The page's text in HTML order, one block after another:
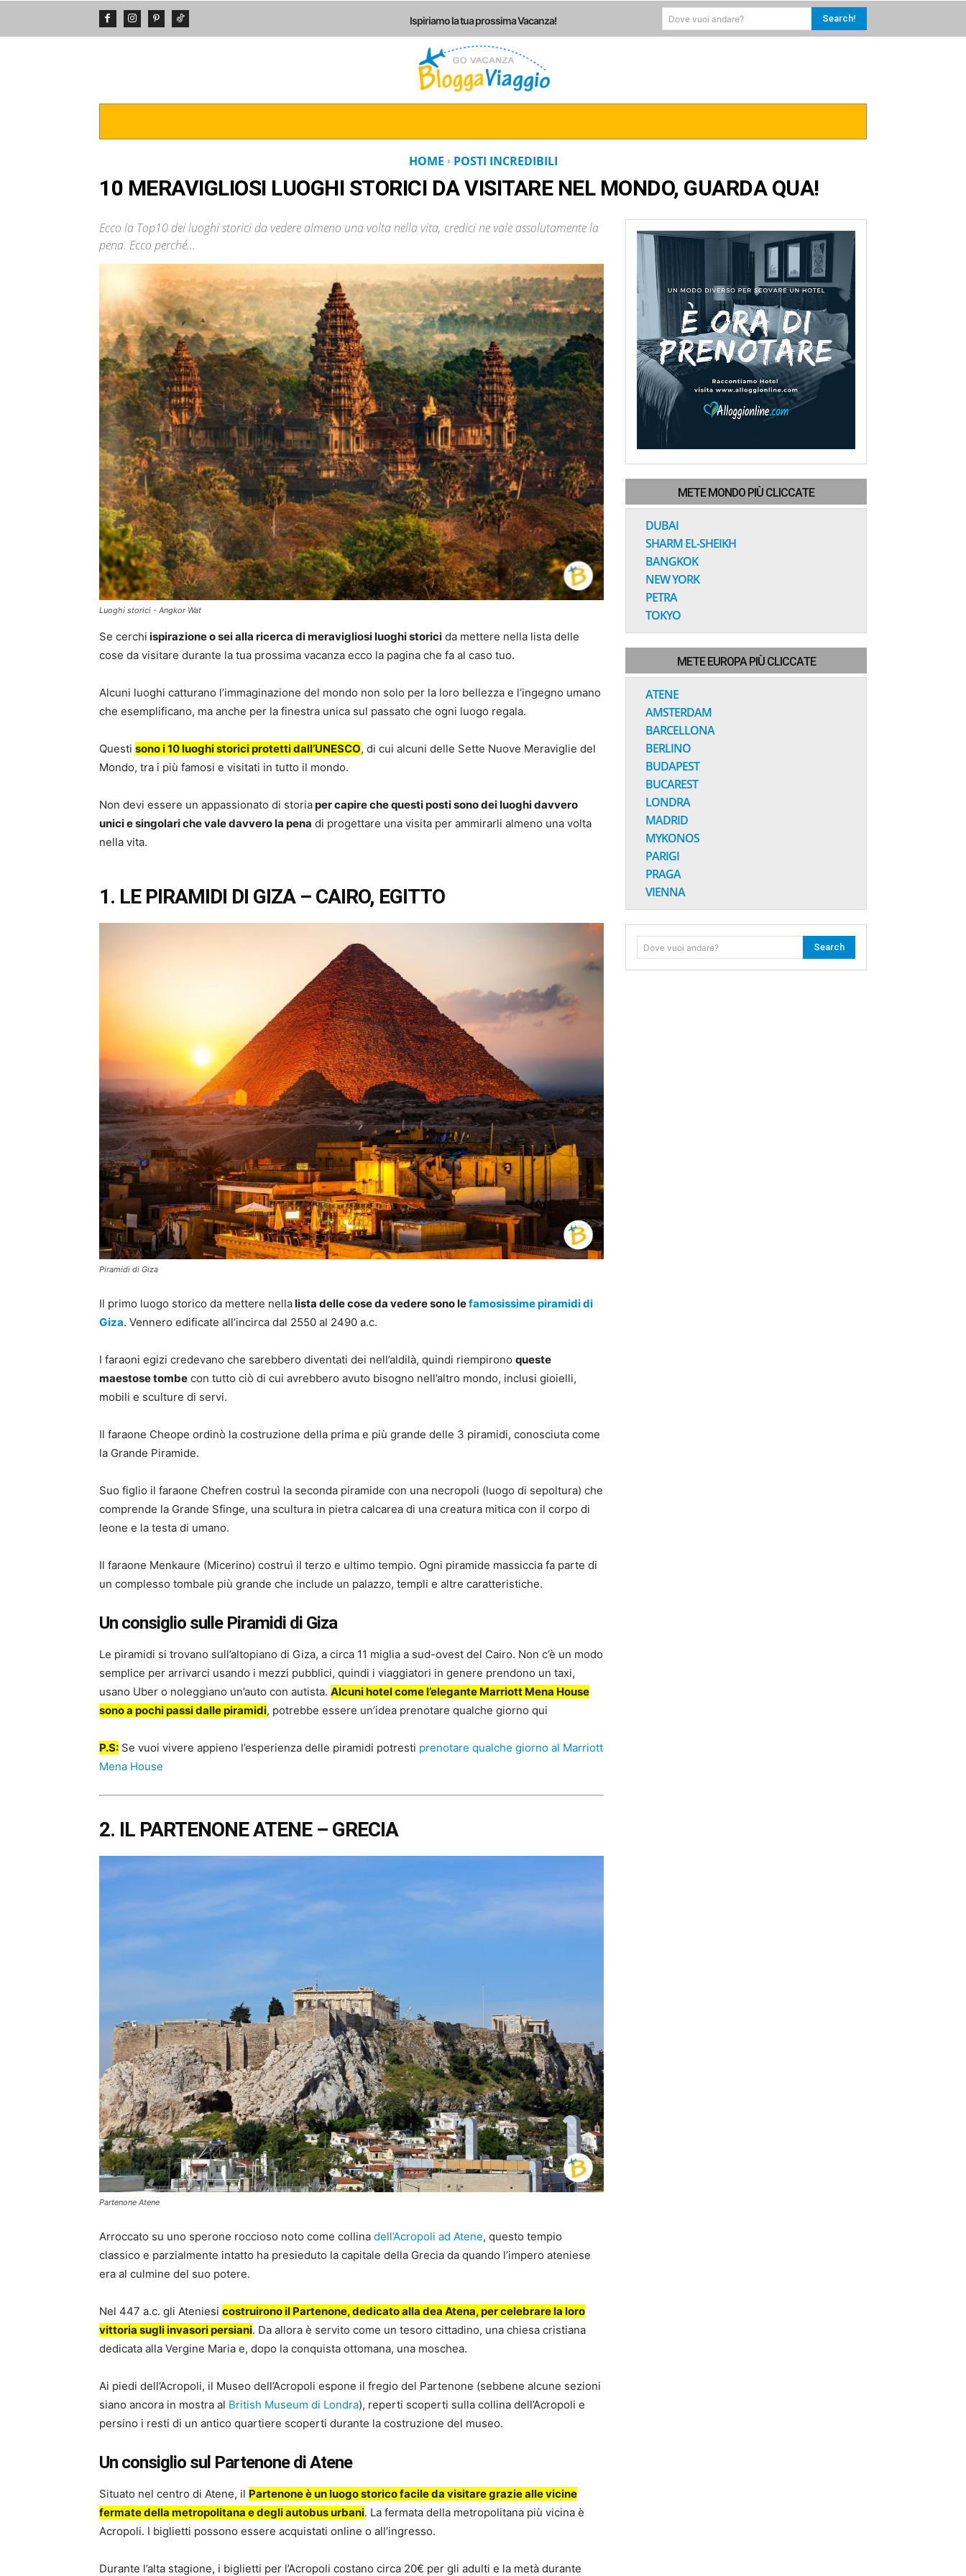
Ispiriamo la tua prossima Vacanza! Dove vuoi andare? Search!
HOME POSTI INCREDIBILI
10 MERAVIGLIOSI LUOGHI STORICI DA VISITARE NEL MONDO, GUARDA QUA!
Ecco la Top10 dei luoghi storici da vedere almeno una volta nella vita, credici ne vale assolutamente la
pena. Ecco perché…
Luoghi storici - Angkor Wat
Se cerchi ispirazione o sei alla ricerca di meravigliosi luoghi storici da mettere nella lista delle
cose da visitare durante la tua prossima vacanza ecco la pagina che fa al caso tuo.
Alcuni luoghi catturano l’immaginazione del mondo non solo per la loro bellezza e l’ingegno umano
che esemplificano, ma anche per la finestra unica sul passato che ogni luogo regala.
Questi sono i 10 luoghi storici protetti dall’UNESCO, di cui alcuni delle Sette Nuove Meraviglie del
Mondo, tra i più famosi e visitati in tutto il mondo.
Non devi essere un appassionato di storiaper capire che questi posti sono dei luoghi davvero
unici e singolari che vale davvero la pena di progettare una visita per ammirarli almeno una volta
nella vita.
1. LE PIRAMIDI DI GIZA – CAIRO, EGITTO
Piramidi di Giza
Il primo luogo storico da mettere nellalista delle cose da vedere sono lefamosissime piramidi di
Giza. Vennero edificate all’incirca dal 2550 al 2490 a.c.
I faraoni egizi credevano che sarebbero diventati dei nell’aldilà, quindi riempirono queste
maestose tombe con tutto ciò di cui avrebbero avuto bisogno nell’altro mondo, inclusi gioielli,
mobili e sculture di servi.
Il faraone Cheope ordinò la costruzione della prima e più grande delle 3 piramidi, conosciuta come
la Grande Piramide.
Suo figlio il faraone Chefren costruì la seconda piramide con una necropoli (luogo di sepoltura) che
comprende la Grande Sfinge, una scultura in pietra calcarea di una creatura mitica con il corpo di
leone e la testa di umano.
Il faraone Menkaure (Micerino) costruì il terzo e ultimo tempio. Ogni piramide massiccia fa parte di
un complesso tombale più grande che include un palazzo, templi e altre caratteristiche.
Un consiglio sulle Piramidi di Giza
Le piramidi si trovano sull’altopiano di Giza, a circa 11 miglia a sud-ovest del Cairo. Non c’è un modo
semplice per arrivarci usando i mezzi pubblici, quindi i viaggiatori in genere prendono un taxi,
usano Uber o noleggiano un’auto con autista. Alcuni hotel come l’elegante Marriott Mena House
sono a pochi passi dalle piramidi, potrebbe essere un’idea prenotare qualche giorno qui
P.S: Se vuoi vivere appieno l’esperienza delle piramidi potresti prenotare qualche giorno al Marriott
Mena House
2. IL PARTENONE ATENE – GRECIA
Partenone Atene
Arroccato su uno sperone roccioso noto come collina dell’Acropoli ad Atene, questo tempio
classico e parzialmente intatto ha presieduto la capitale della Grecia da quando l’impero ateniese
era al culmine del suo potere.
Nel 447 a.c. gli Ateniesi costruirono il Partenone, dedicato alla dea Atena, per celebrare la loro
vittoria sugli invasori persiani. Da allora è servito come un tesoro cittadino, una chiesa cristiana
dedicata alla Vergine Maria e, dopo la conquista ottomana, una moschea.
Ai piedi dell’Acropoli, il Museo dell’Acropoli espone il fregio del Partenone (sebbene alcune sezioni
siano ancora in mostra al British Museum di Londra), reperti scoperti sulla collina dell’Acropoli e
persino i resti di un antico quartiere scoperti durante la costruzione del museo.
Un consiglio sul Partenone di Atene
Situato nel centro di Atene, il Partenone è un luogo storico facile da visitare grazie alle vicine
fermate della metropolitana e degli autobus urbani. La fermata della metropolitana più vicina è
Acropoli. I biglietti possono essere acquistati online o all’ingresso.
Durante l’alta stagione, i biglietti per l’Acropoli costano circa 20€ per gli adulti e la metà durante
METE MONDO PIÙ CLICCATE
DUBAI
SHARM EL-SHEIKH
BANGKOK
NEW YORK
PETRA
TOKYO
METE EUROPA PIÙ CLICCATE
ATENE
AMSTERDAM
BARCELLONA
BERLINO
BUDAPEST
BUCAREST
LONDRA
MADRID
MYKONOS
PARIGI
PRAGA
VIENNA
Dove vuoi andare? Search